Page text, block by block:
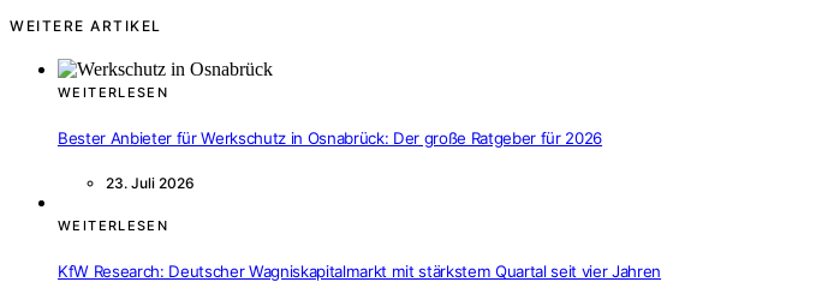
WEITERE ARTIKEL
WEITERLESEN
Bester Anbieter für Werkschutz in Osnabrück: Der große Ratgeber für 2026
23. Juli 2026
WEITERLESEN
KfW Research: Deutscher Wagniskapitalmarkt mit stärkstem Quartal seit vier Jahren